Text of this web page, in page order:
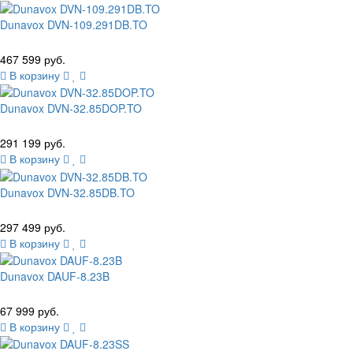
Dunavox DVN-109.291DB.TO
467 599 руб.
В корзину
Dunavox DVN-32.85DOP.TO
291 199 руб.
В корзину
Dunavox DVN-32.85DB.TO
297 499 руб.
В корзину
Dunavox DAUF-8.23B
67 999 руб.
В корзину